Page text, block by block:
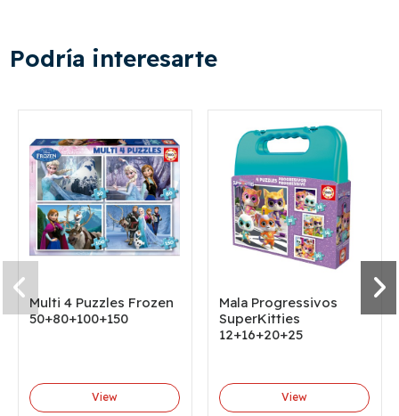
Podría interesarte
Multi 4 Puzzles Frozen
50+80+100+150
View
Mala Progressivos
SuperKitties
12+16+20+25
View